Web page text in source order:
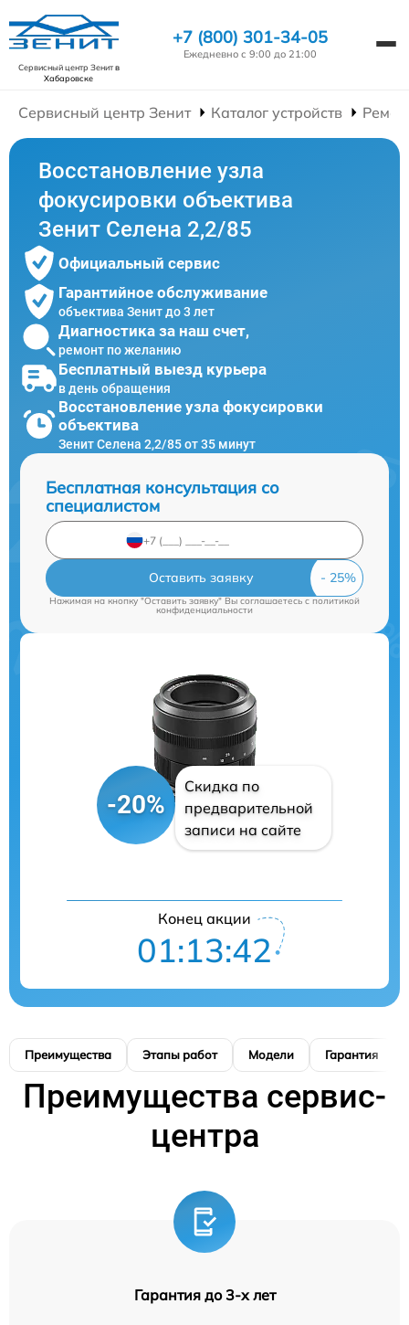
Сервисный центр Зенитв
Хабаровске
+7 (800) 301-34-05
Ежедневно с 9:00 до 21:00
Сервисный центр Зенит Каталог устройств
Восстановление узла
фокусировки объектива
Зенит Селена 2,2/85
Официальный сервис
Гарантийное обслуживание
объектива Зенит до 3 лет
Диагностика за наш счет,
ремонт по желанию
Бесплатный выезд курьера
в день обращения
Восстановление узла фокусировки
объектива
Зенит Селена 2,2/85 от 35 минут
Бесплатная консультация со
специалистом
Оставить заявку
Нажимая на кнопку "Оставить заявку" Вы соглашаетесь cполитикой
конфиденциальности
-20%
Скидка по
предварительной
записи на сайте
Конец акции
01:13:42
Преимущества Этапы работ Модели Гарантия
Преимущества сервис-
центра
Гарантия до 3-х лет